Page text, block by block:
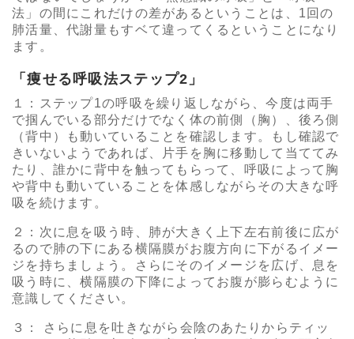
法」の間にこれだけの差があるということは、1回の
肺活量、代謝量もすベて違ってくるということになり
ます。
「痩せる呼吸法ステップ2」
１：ステップ1の呼吸を繰り返しながら、今度は両手
で掴んでいる部分だけでなく体の前側（胸）、後ろ側
（背中）も動いていることを確認します。もし確認で
きいないようであれば、片手を胸に移動して当ててみ
たり、誰かに背中を触ってもらって、呼吸によって胸
や背中も動いていることを体感しながらその大きな呼
吸を続けます。
２：次に息を吸う時、肺が大きく上下左右前後に広が
るので肺の下にある横隔膜がお腹方向に下がるイメー
ジを持ちましょう。さらにそのイメージを広げ、息を
吸う時に、横隔膜の下降によってお腹が膨らむように
意識してください。
３： さらに息を吐きながら会陰のあたりからティッ